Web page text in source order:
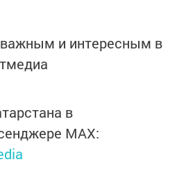
и интересным в
в
MАХ: